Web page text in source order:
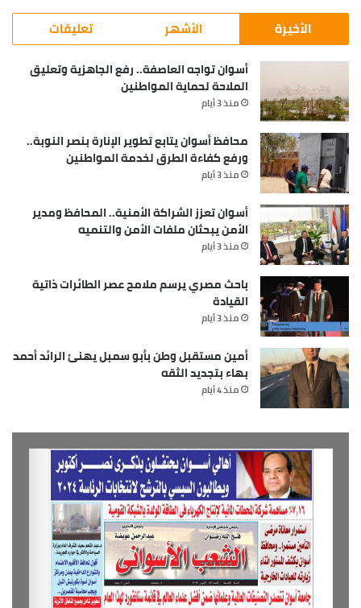
الأخيرة الأشهر تعليقات
أسوان تواجه العاصفة.. رفع الجاهزية وتعليق
الملاحة لحماية المواطنين
منذ 3 أيام
محافظ أسوان يتابع تطوير الإنارة بنصر النوبة..
ورفع كفاءة الطرق لخدمة المواطنين
منذ 3 أيام
أسوان تعزز الشراكة الأمنية.. المحافظ ومدير
الأمن يبحثان ملفات الأمن والتنميه
منذ 3 أيام
باحث مصري يرسم ملامح عصر الطائرات ذاتية
القيادة
منذ 3 أيام
أمين مستقبل وطن بأبو سمبل يهنئ الرائد أحمد
بهاء بتجديد الثقه
منذ 4 أيام